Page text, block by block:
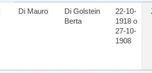
Di Mauro
Di Golstein
Berta
22-10-
1918 o
27-10-
1908